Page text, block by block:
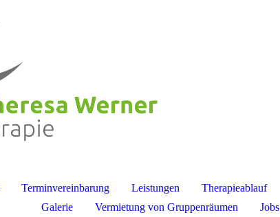
Terminvereinbarung Leistungen Therapieablauf
Galerie
Vermietung von Gruppenräumen Jobs